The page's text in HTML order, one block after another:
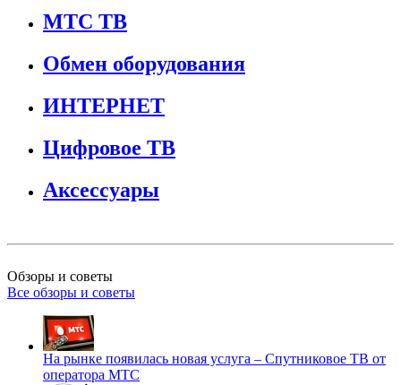
МТС ТВ
Обмен оборудования
ИНТЕРНЕТ
Цифровое ТВ
Аксессуары
Обзоры и советы
Все обзоры и советы
На рынке появилась новая услуга – Спутниковое ТВ от
оператора МТС